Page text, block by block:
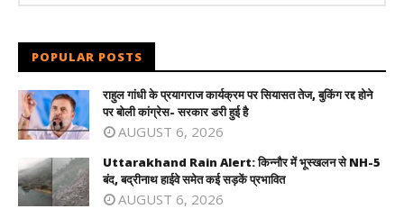
POPULAR POSTS
राहुल गांधी के प्रयागराज कार्यक्रम पर सियासत तेज, बुकिंग रद्द होने
पर बोली कांग्रेस- सरकार डरी हुई है
AUGUST 6, 2026
Uttarakhand Rain Alert: किन्नौर में भूस्खलन से NH-5
बंद, बद्रीनाथ हाईवे समेत कई सड़कें प्रभावित
AUGUST 6, 2026